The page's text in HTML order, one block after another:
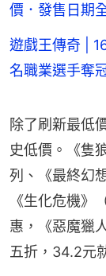
價．發售日期
遊戲王傳奇 |
名職業選手奪
除了刷新最低
史低價。《隻
列、《最終幻
《生化危機》
惠，《惡魔獵
五折，34.2元